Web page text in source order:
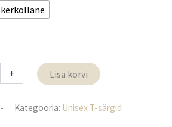
+ Lisa korvi
- Kategooria: Unisex T-särgid